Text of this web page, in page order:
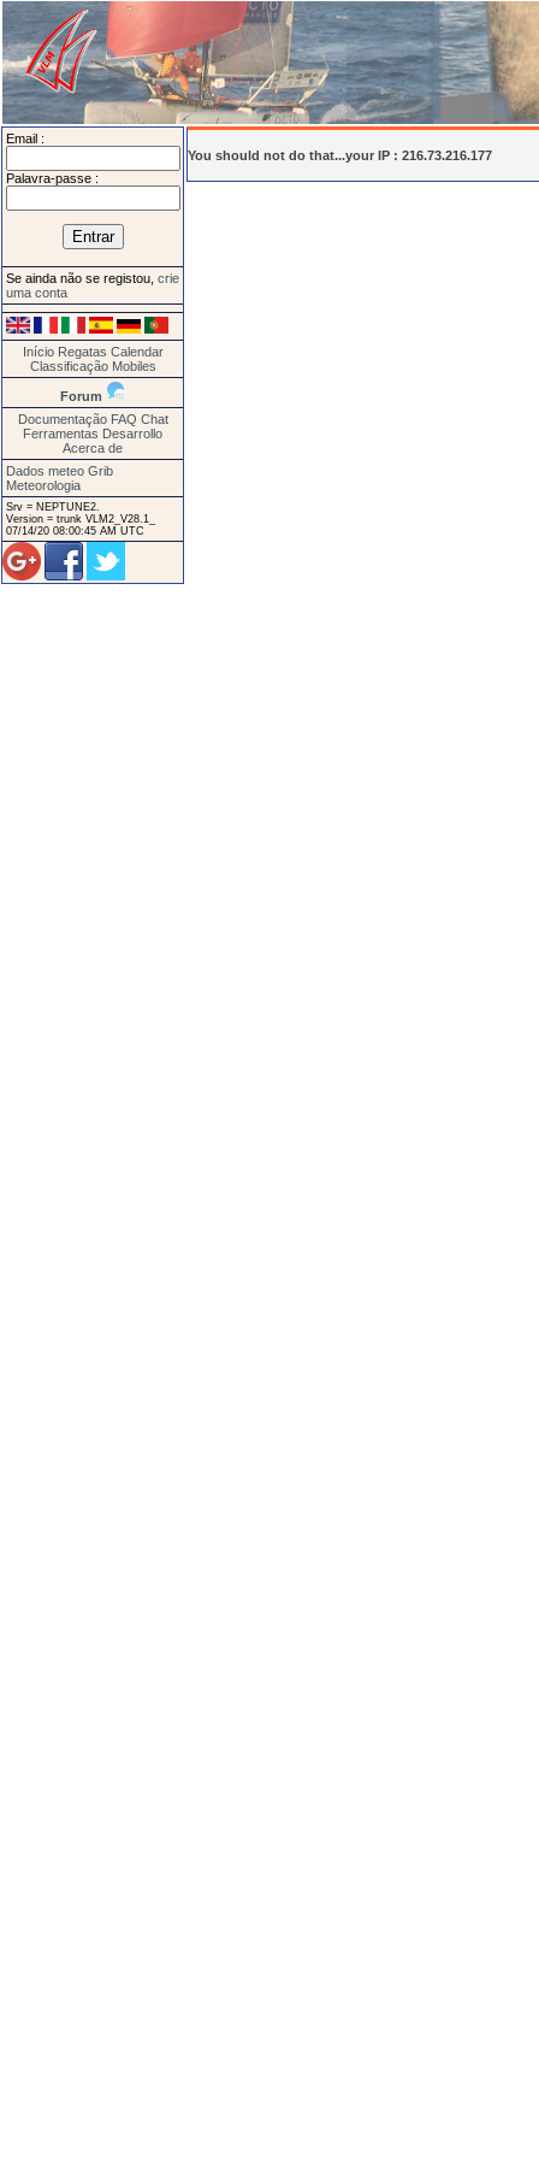
Email :
Palavra-passe :
Se ainda não se registou, crie
uma conta
Início Regatas Calendar
Classificação Mobiles
Forum
Documentação FAQ Chat
Ferramentas Desarrollo
Acerca de
Dados meteo Grib
Meteorologia
Srv = NEPTUNE2.
Version = trunk VLM2_V28.1_
07/14/20 08:00:45 AM UTC
You should not do that...your IP : 216.73.216.177